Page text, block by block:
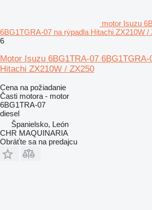
motor Isuzu
6BG1TGRA-07 na rýpadla Hitachi ZX210W /
6
Motor Isuzu 6BG1TRA-07
Hitachi ZX210W / ZX250
Cena na požiadanie
Časti motora - motor
6BG1TRA-07
diesel
Španielsko, León
CHR MAQUINARIA
Obráťte sa na predajcu